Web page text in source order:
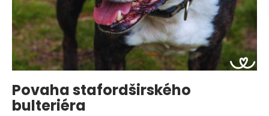
Povaha stafordširského
bulteriéra